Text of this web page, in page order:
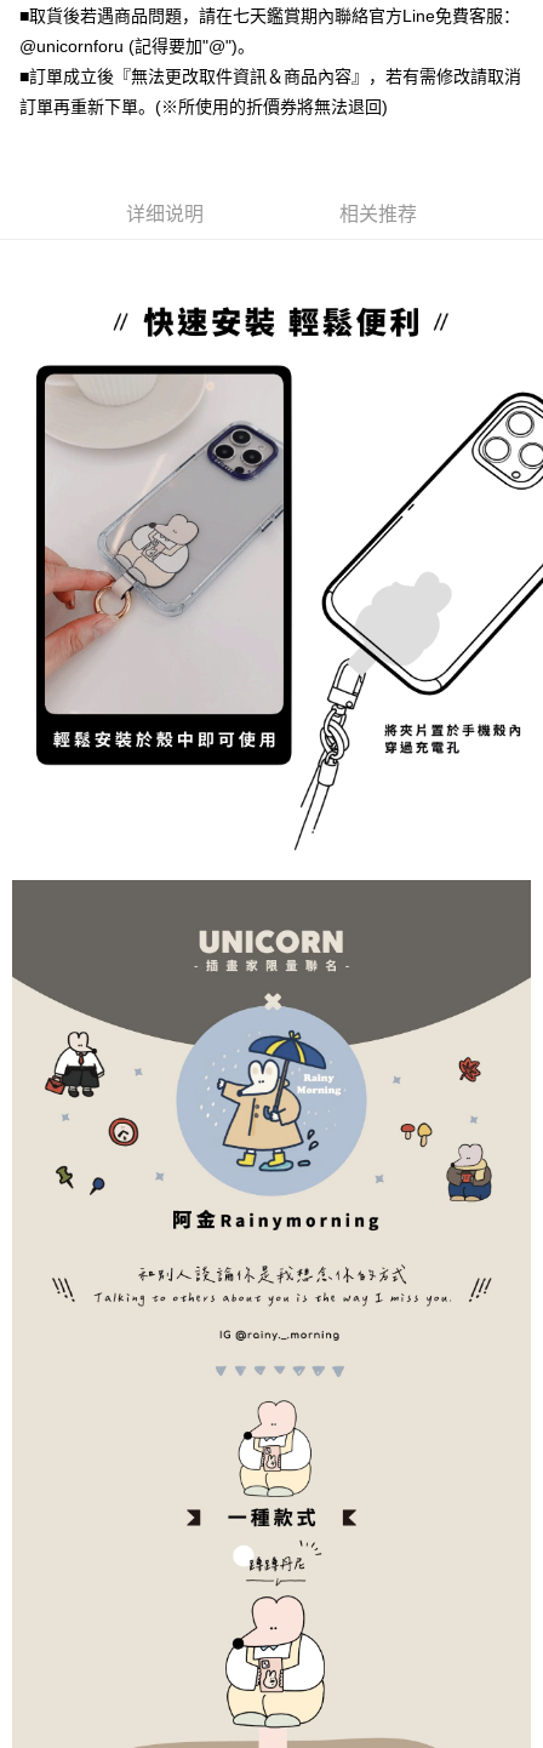
台湾乐天信用卡公司
玉山商业银行
星展（台湾）商业银行
台新国际商业银行
台湾乐天信用卡公司
永丰商业银行
玉山商业银行
星展（台湾）商业银行
中国信托商业银行
台湾乐天信用卡公司
悠遊付
Google Pay
Plus PAY
【大哥付你分期使用说明】
程，验证手机门号后，选择欲分期的期数、缴款截止日，确认付款后即完成
4. 订单成立30分钟内，如未前往确认交易或遇审核未通过，订单将自动取
消。如遇 “转专审核”未通过状况，表示未达系统评分，恕无法说明评估内
【缴款方式说明】
1. 分期款项不并入电信账单，“大哥付你分期”于每月结算日后寄送缴费提醒
2. 通过短信链接打开账单后，可选择 “超商条码／台湾大直营门市／银行转
账／街口支付／iPASS MONEY”等通路缴费。
【注意事项】
1. 本服务系由 “台湾大哥大股份有限公司”所提供，让用户于交易时，得通过
本服务购买商品或服务，并由商店将买卖／分期付款买卖价金债权让与本公
司后，依约使用本公司账单缴交账款。
2. 基于同意付款使用 “大哥付你分期”之契约关系目的，商店将以您的个人资
料（包含姓名、电话或地址）提供予台湾大哥大进项收集、处理及利用，由
台湾大哥大与本人进行分期账单所需资料之确认、核对及更正。
https://oppay.tw/userRule
1. 於付款方式選擇AFTEE先享後付，將跳出AFTEE先享後付手機驗證視
3. 訂單確認後不需事先繳費，商品會配送至您的指定地址。
4. 下訂完成後，您的手機會收到一封繳費通知簡訊，APP會員則會收到
AFTEE APP推播通知。
5. 收到商品當下無需繳費，確認無誤後，請再利用繳費通知簡訊或AFTEE
APP於四大便利商店‧ATM/網銀等方式進行付款。
請留意繳費期限為 14 天。唯有下載 AFTEE App 成為 AFTEE 會員者方能享
有最長 45 天內付款之服務。
繳費期限，為商家向您請款的時間，再加上使用AFTEE可延長的天數所計算
出。使用AFTEE下訂可以延長您收到商品前的繳費天數，但無法保證一定能
夠在期限內收到商品(例如:預購商品或預計到貨時間較長者)。因此無論收到
商品與否，仍需要請您在AFTEE規定的時間內完成繳費。
1. 初次使用 AFTEE 時，將依認證結果及本公司審查結果，核予每個人不同
之上限額度
2. 結帳金額須大於NT$30
「AFTEE先享後付」(下稱本服務)乃由恩沛科技股份有限公司(下稱 AFTEE )
含但不限於訂購人姓名、電話，收件人姓名、電話、收件地址)，將交付予
處理、利用，詳參 AFTEE 官網之『個人資料蒐集、處理及利用告知聲明』
https://aftee.tw/privacypolicy/）。
若款項超過繳費期限，將根據當次的金額加收年利率 16% 的逾期滯納金。
未成年的使用者，請事先徵得法定代理人或監護人之同意方可使用
AFTEE。
若您對於個人資料之處理、利用有任何疑問，或欲行使相關法律權利，請聯
繫恩沛科技股份有限公司。若您不同意我們將上開所示之個人資料，連同必
要之購買訂單資訊提供予 AFTEE ，或讓 AFTEE 蒐集處理利用您的個人資
料，請勿選用本服務。
运送方式
全家取貨付款
每笔NT$70，满NT$1,000(含以上)免运费
每笔NT$70，满NT$899(含以上)免运费
7-11取貨（物流比較快）
每笔NT$70，满NT$1,000(含以上)免运费
付款後7-11取貨(出貨較快)
每笔NT$70，满NT$899(含以上)免运费
為了避免耽誤您寶貴的收件時間，建議採用宅配方式配送商品。
每笔NT$80，满NT$1,500(含以上)免运费
EZPost 中華郵政 (*Maximum item weight: 2kg.)
SF Express 順豐速運 (中港澳可填順豐站點點碼)
■取貨後若遇商品問題，請在七天鑑賞期內聯絡官方Line免費客服：
@unicornforu (記得要加"@")。
■訂單成立後『無法更改取件資訊＆商品內容』，若有需修改請取消
訂單再重新下單。(※所使用的折價券將無法退回)
详细说明 相关推荐